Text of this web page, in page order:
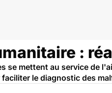
:
se mettent au service de
le diagnostic des